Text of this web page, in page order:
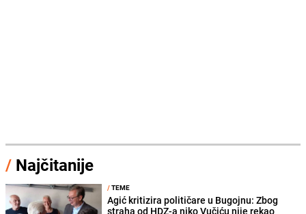
/ Najčitanije
/TEME
Agić kritizira političare u Bugojnu: Zbog
straha od HDZ-a niko Vučiću nije rekao